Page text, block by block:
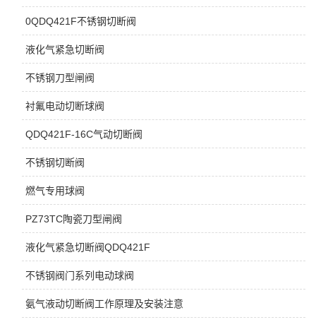
0QDQ421F不锈钢切断阀
液化气紧急切断阀
不锈钢刀型闸阀
衬氟电动切断球阀
QDQ421F-16C气动切断阀
不锈钢切断阀
燃气专用球阀
PZ73TC陶瓷刀型闸阀
液化气紧急切断阀QDQ421F
不锈钢阀门系列电动球阀
氨气液动切断阀工作原理及安装注意